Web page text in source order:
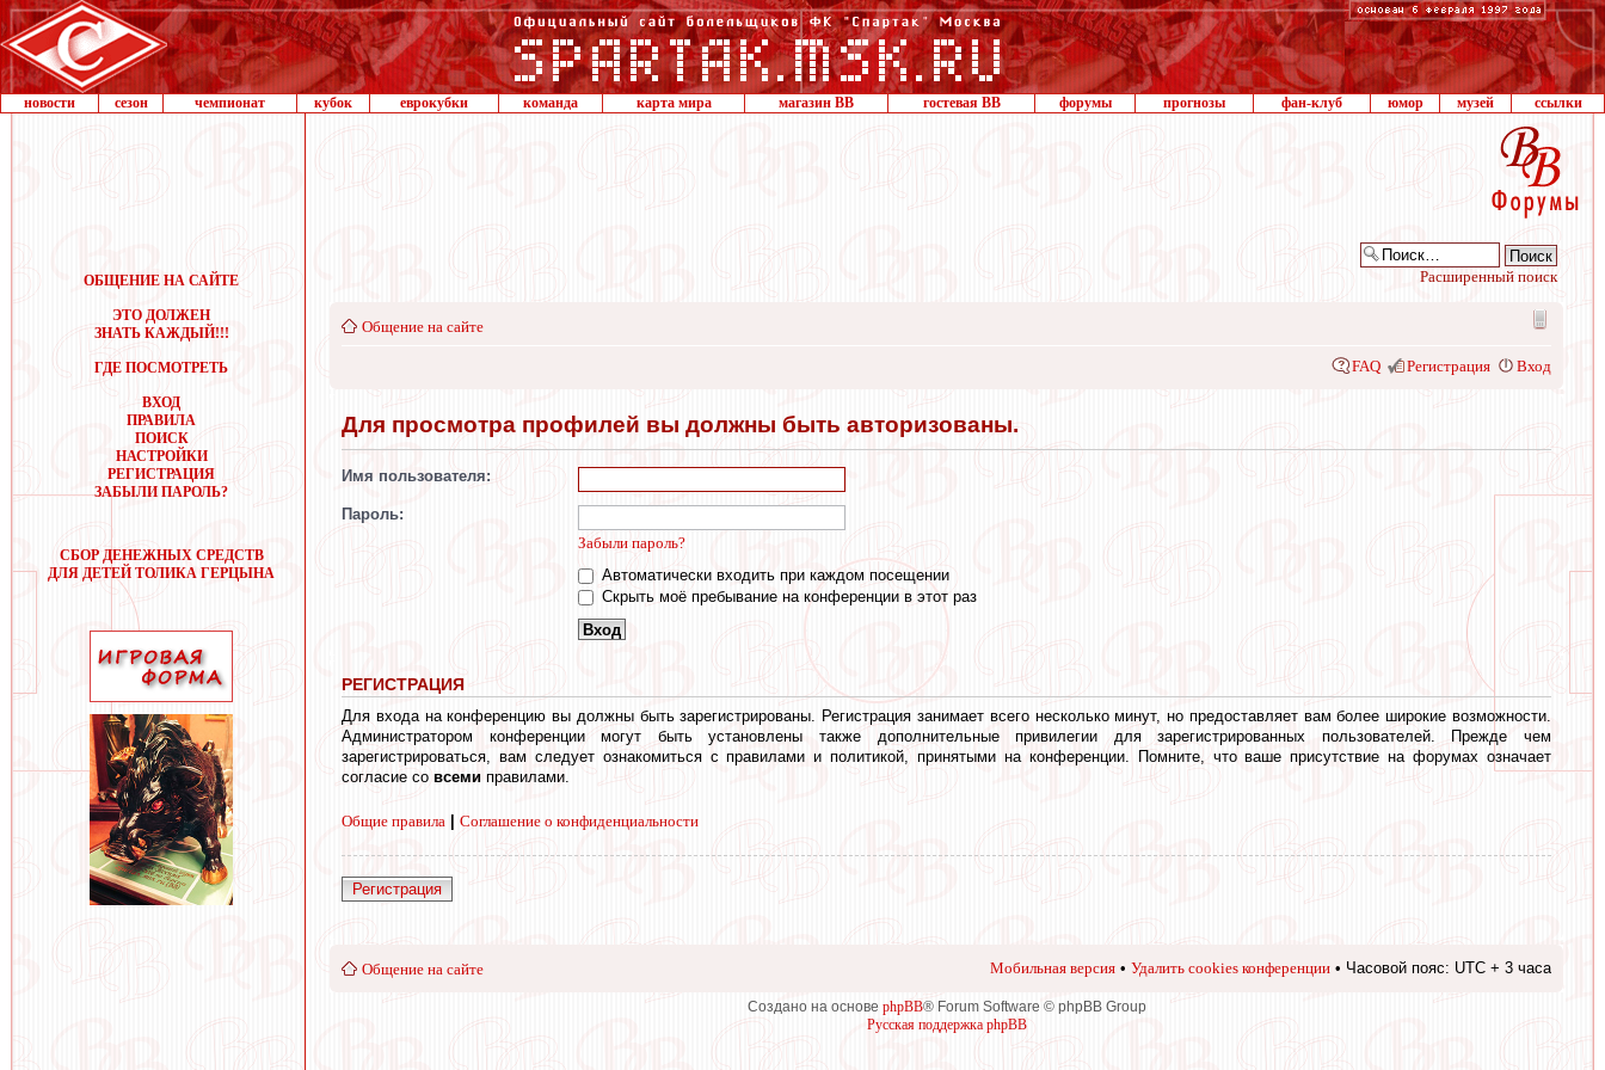
новости сезон чемпионат кубок еврокубки команда карта мира магазин ВВ гостевая ВВ форумы прогнозы фан-клуб юмор музей ссылки
ОБЩЕНИЕ НА САЙТЕ
ЭТО ДОЛЖЕН
ЗНАТЬ КАЖДЫЙ!!!
ГДЕ ПОСМОТРЕТЬ
ВХОД
ПРАВИЛА
ПОИСК
НАСТРОЙКИ
РЕГИСТРАЦИЯ
ЗАБЫЛИ ПАРОЛЬ?
СБОР ДЕНЕЖНЫХ СРЕДСТВ
ДЛЯ ДЕТЕЙ ТОЛИКА ГЕРЦЫНА
Расширенный поиск
Общение на сайте
FAQ Регистрация Вход
Для просмотра профилей вы должны быть авторизованы.
Имя пользователя:
Пароль:
Забыли пароль?
Автоматически входить при каждом посещении
Скрыть моё пребывание на конференции в этот раз
РЕГИСТРАЦИЯ
Для входа на конференцию вы должны быть зарегистрированы. Регистрация занимает всего несколько минут, но предоставляет вам более широкие возможности.
Администратором конференции могут быть установлены также дополнительные привилегии для зарегистрированных пользователей. Прежде чем
зарегистрироваться, вам следует ознакомиться с правилами и политикой, принятыми на конференции. Помните, что ваше присутствие на форумах означает
согласие со всеми правилами.
Общие правила Соглашение о конфиденциальности
Регистрация
Общение на сайте Мобильная версия • Удалить cookies конференции • Часовой пояс: UTC + 3 часа
Создано на основе phpBB® Forum Software © phpBB Group
Русская поддержка phpBB